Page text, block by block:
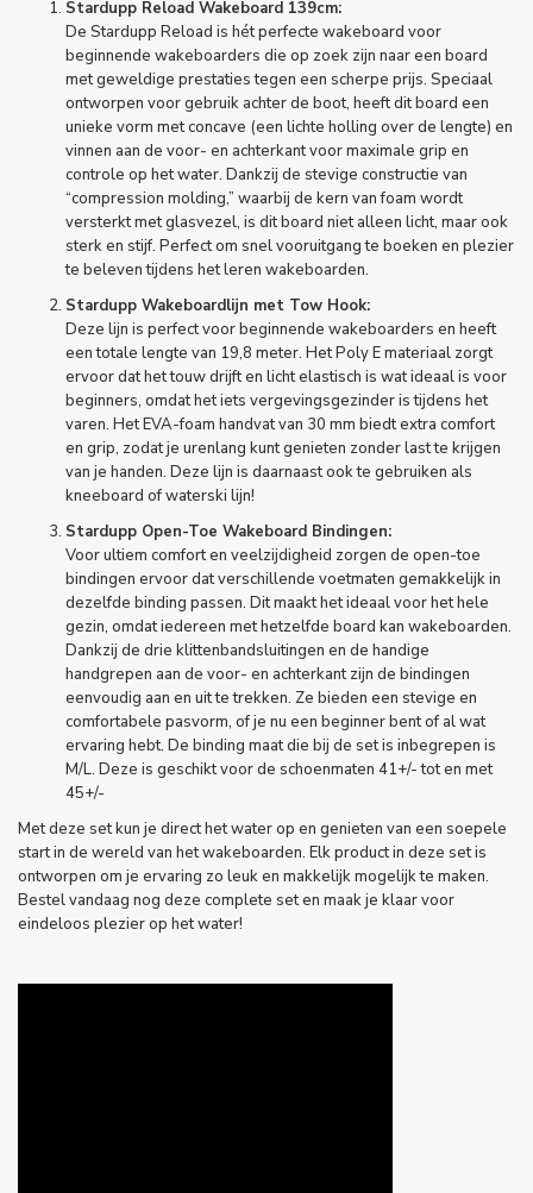
Stardupp Reload Wakeboard 139cm:
De Stardupp Reload is hét perfecte wakeboard voor
beginnende wakeboarders die op zoek zijn naar een board
met geweldige prestaties tegen een scherpe prijs. Speciaal
ontworpen voor gebruik achter de boot, heeft dit board een
unieke vorm met concave (een lichte holling over de lengte) en
vinnen aan de voor- en achterkant voor maximale grip en
controle op het water. Dankzij de stevige constructie van
“compression molding,” waarbij de kern van foam wordt
versterkt met glasvezel, is dit board niet alleen licht, maar ook
sterk en stijf. Perfect om snel vooruitgang te boeken en plezier
te beleven tijdens het leren wakeboarden.
Stardupp Wakeboardlijn met Tow Hook:
Deze lijn is perfect voor beginnende wakeboarders en heeft
een totale lengte van 19,8 meter. Het Poly E materiaal zorgt
ervoor dat het touw drijft en licht elastisch is wat ideaal is voor
beginners, omdat het iets vergevingsgezinder is tijdens het
varen. Het EVA-foam handvat van 30 mm biedt extra comfort
en grip, zodat je urenlang kunt genieten zonder last te krijgen
van je handen. Deze lijn is daarnaast ook te gebruiken als
kneeboard of waterski lijn!
Stardupp Open-Toe Wakeboard Bindingen:
Voor ultiem comfort en veelzijdigheid zorgen de open-toe
bindingen ervoor dat verschillende voetmaten gemakkelijk in
dezelfde binding passen. Dit maakt het ideaal voor het hele
gezin, omdat iedereen met hetzelfde board kan wakeboarden.
Dankzij de drie klittenbandsluitingen en de handige
handgrepen aan de voor- en achterkant zijn de bindingen
eenvoudig aan en uit te trekken. Ze bieden een stevige en
comfortabele pasvorm, of je nu een beginner bent of al wat
ervaring hebt. De binding maat die bij de set is inbegrepen is
M/L. Deze is geschikt voor de schoenmaten 41+/- tot en met
45+/-
Met deze set kun je direct het water op en genieten van een soepele
start in de wereld van het wakeboarden. Elk product in deze set is
ontworpen om je ervaring zo leuk en makkelijk mogelijk te maken.
Bestel vandaag nog deze complete set en maak je klaar voor
eindeloos plezier op het water!